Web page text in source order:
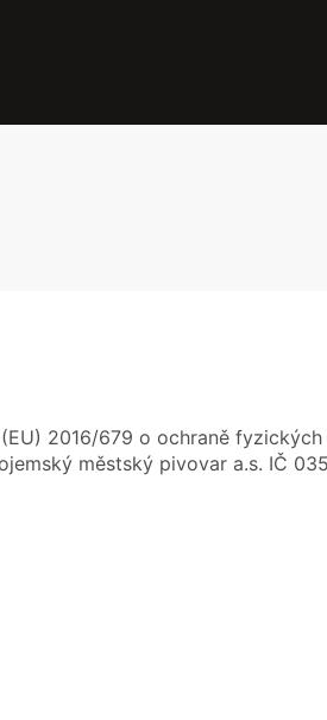
2016/679 o ochraně
městský pivovar a.s. IČ